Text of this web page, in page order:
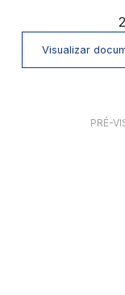
Visualizar
PRÉ-